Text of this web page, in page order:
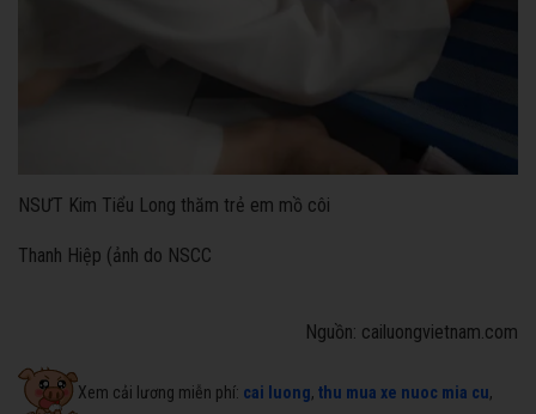
NSƯT Kim Tiểu Long thăm trẻ em mồ côi
Thanh Hiệp (ảnh do NSCC
Nguồn: cailuongvietnam.com
Xem cải lương miễn phí: cai luong, thu mua xe nuoc mia cu,